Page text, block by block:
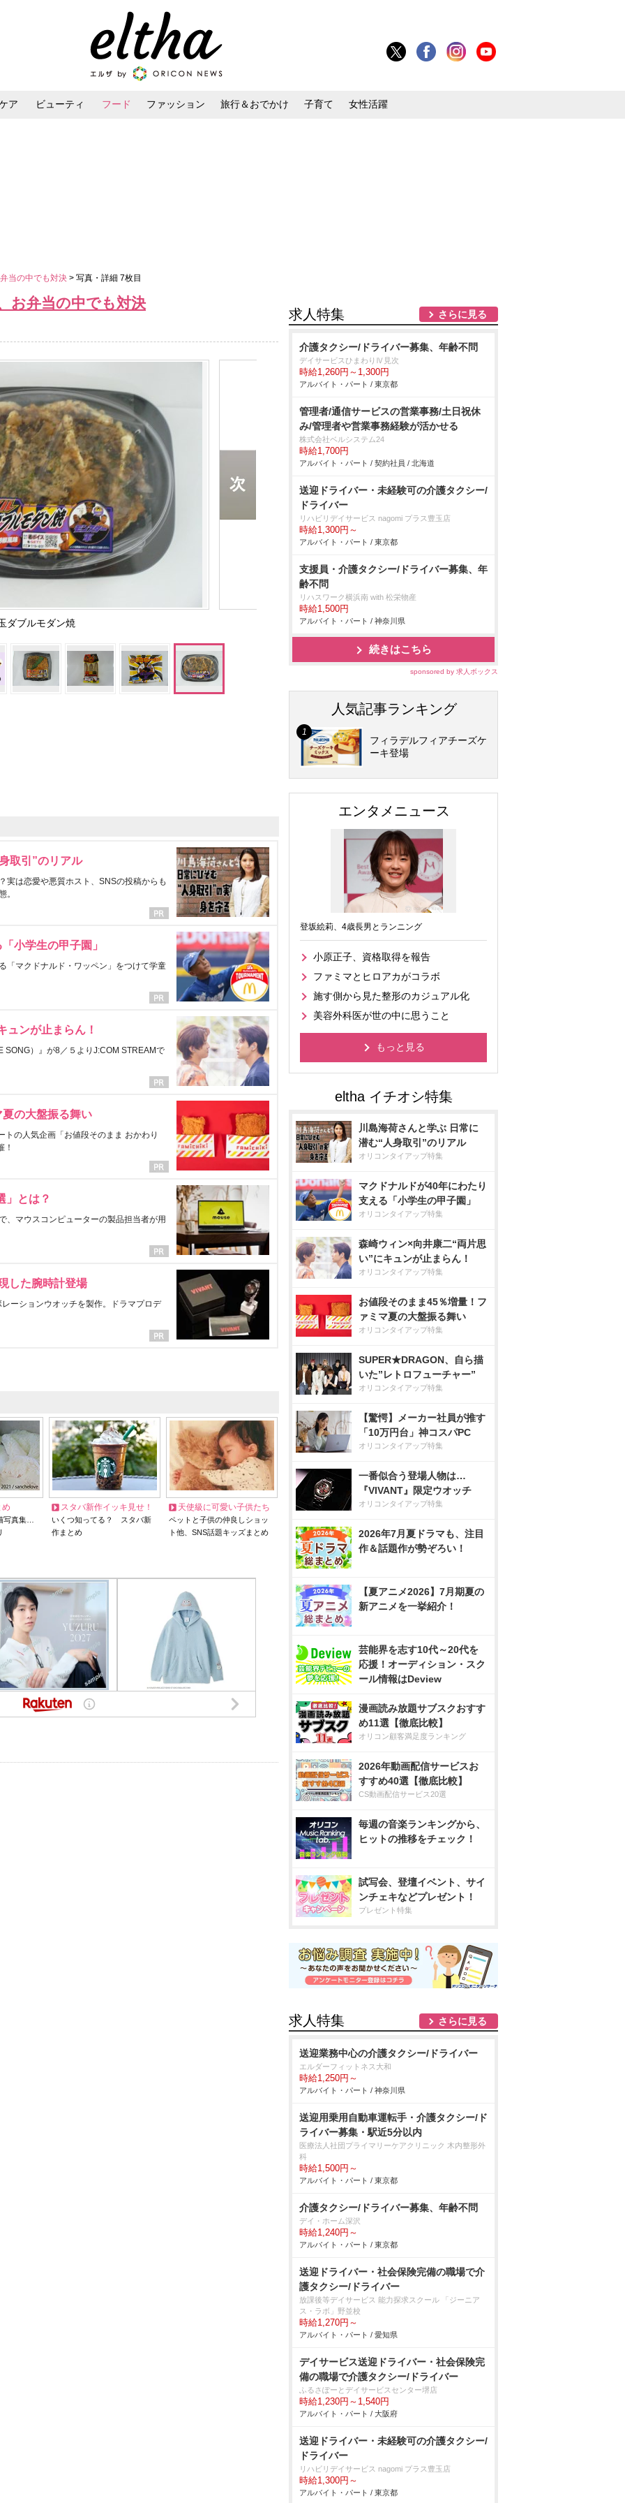
ア ビューティ フード ファッション 旅行＆おでかけ 子育て 女性活躍
当の中でも対決 > 写真・詳細 7枚目
お弁当の中でも対決
ダブルモダン焼
取引”のリアル
実は恋愛や悪質ホスト、SNSの投稿からも
。
小学生の甲子園」
「マクドナルド・ワッペン」をつけて学童
ュンが止まらん！
SONG）』が8／５よりJ:COM STREAMで
の大盤振る舞い
の人気企画「お値段そのまま おかわり
！
」とは？
、マウスコンピューターの製品担当者が用
した腕時計登場
ーションウオッチを製作。ドラマプロデ
め
写真集…
スタバ新作イッキ見せ！
いくつ知ってる？ スタバ新
作まとめ
天使級に可愛い子供たち
ペットと子供の仲良しショッ
ト他、SNS話題キッズまとめ
求人特集 さらに見る
介護タクシー/ドライバー募集、年齢不問
デイサービスひまわりⅣ見次
時給1,260円～1,300円
アルバイト・パート / 東京都
管理者/通信サービスの営業事務/土日祝休
み/管理者や営業事務経験が活かせる
株式会社ベルシステム24
時給1,700円
アルバイト・パート / 契約社員 / 北海道
送迎ドライバー・未経験可の介護タクシー/
ドライバー
リハビリデイサービス nagomi プラス豊玉店
時給1,300円～
アルバイト・パート / 東京都
支援員・介護タクシー/ドライバー募集、年
齢不問
リハスワーク横浜南 with 松栄物産
時給1,500円
アルバイト・パート / 神奈川県
続きはこちら
sponsored by 求人ボックス
人気記事ランキング
フィラデルフィアチーズケ
ーキ登場
エンタメニュース
登坂絵莉、4歳長男とランニング
小原正子、資格取得を報告
ファミマとヒロアカがコラボ
施す側から見た整形のカジュアル化
美容外科医が世の中に思うこと
もっと見る
川島海荷さんと学ぶ 日常に
潜む“人身取引”のリアル
オリコンタイアップ特集
マクドナルドが40年にわたり
支える「小学生の甲子園」
オリコンタイアップ特集
森崎ウィン×向井康二“両片思
い”にキュンが止まらん！
オリコンタイアップ特集
お値段そのまま45％増量！フ
ァミマ夏の大盤振る舞い
オリコンタイアップ特集
SUPER★DRAGON、自ら描
いた”レトロフューチャー”
オリコンタイアップ特集
【驚愕】メーカー社員が推す
「10万円台」神コスパPC
オリコンタイアップ特集
一番似合う登場人物は…
『VIVANT』限定ウオッチ
オリコンタイアップ特集
2026年7月夏ドラマも、注目
作＆話題作が勢ぞろい！
【夏アニメ2026】7月期夏の
新アニメを一挙紹介！
芸能界を志す10代～20代を
応援！オーディション・スク
ール情報はDeview
漫画読み放題サブスクおすす
め11選【徹底比較】
オリコン顧客満足度ランキング
2026年動画配信サービスお
すすめ40選【徹底比較】
CS動画配信サービス20選
毎週の音楽ランキングから、
ヒットの推移をチェック！
試写会、登壇イベント、サイ
ンチェキなどプレゼント！
プレゼント特集
求人特集 さらに見る
送迎業務中心の介護タクシー/ドライバー
エルダーフィットネス大和
時給1,250円～
アルバイト・パート / 神奈川県
送迎用乗用自動車運転手・介護タクシー/ド
ライバー募集・駅近5分以内
医療法人社団プライマリーケアクリニック 木内整形外
科
時給1,500円～
アルバイト・パート / 東京都
介護タクシー/ドライバー募集、年齢不問
デイ・ホーム深沢
時給1,240円～
アルバイト・パート / 東京都
送迎ドライバー・社会保険完備の職場で介
護タクシー/ドライバー
放課後等デイサービス 能力探求スクール 「ジーニア
ス・ラボ」野並校
時給1,270円～
アルバイト・パート / 愛知県
デイサービス送迎ドライバー・社会保険完
備の職場で介護タクシー/ドライバー
ふるさぽーとデイサービスセンター堺店
時給1,230円～1,540円
アルバイト・パート / 大阪府
送迎ドライバー・未経験可の介護タクシー/
ドライバー
リハビリデイサービス nagomi プラス豊玉店
時給1,300円～
アルバイト・パート / 東京都